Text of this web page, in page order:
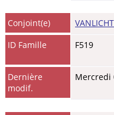
Conjoint(e)
ID Famille
F519
Dernière
modif.
Mercredi